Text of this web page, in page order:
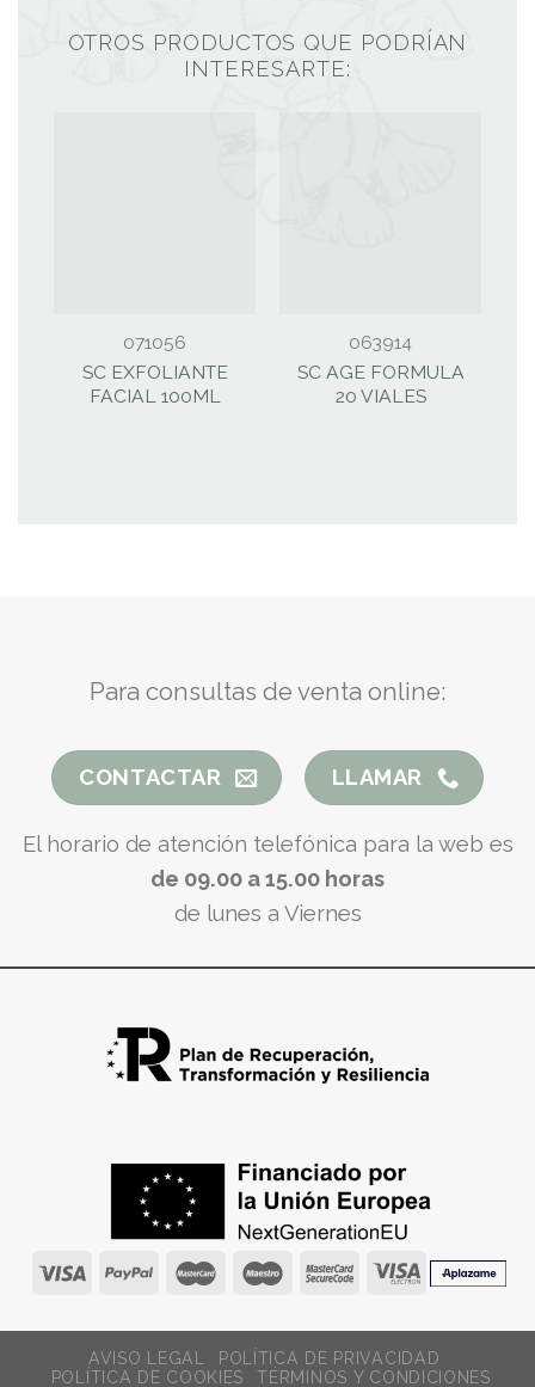
OTROS PRODUCTOS QUE PODRÍAN
INTERESARTE:
071056
SC EXFOLIANTE
FACIAL 100ML
063914
SC AGE FORMULA
20 VIALES
Para consultas de venta online:
CONTACTAR LLAMAR
El horario de atención telefónica para la web es
de 09.00 a 15.00 horas
de lunes a Viernes
AVISO LEGAL
POLÍTICA DE PRIVACIDAD
POLÍTICA DE COOKIES
TÉRMINOS Y CONDICIONES